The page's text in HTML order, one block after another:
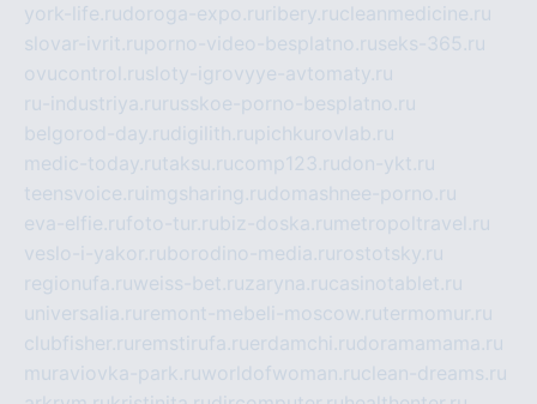
york-life.rudoroga-expo.ru ribery.rucleanmedicine.ru
slovar-ivrit.ruporno-video-besplatno.ruseks-365.ru
ovucontrol.rusloty-igrovyye-avtomaty.ru
ru-industriya.ru russkoe-porno-besplatno.ru
belgorod-day.rudigilith.rupichkurovlab.ru
medic-today.rutaksu.rucomp123.rudon-ykt.ru
teensvoice.ru imgsharing.rudomashnee-porno.ru
eva-elfie.rufoto-tur.rubiz-doska.ru metropoltravel.ru
veslo-i-yakor.ruborodino-media.ru rostotsky.ru
regionufa.ruweiss-bet.ruzaryna.rucasinotablet.ru
universalia.ru remont-mebeli-moscow.rutermomur.ru
clubfisher.ru remstirufa.ruerdamchi.rudoramamama.ru
muraviovka-park.ruworldofwoman.ruclean-dreams.ru